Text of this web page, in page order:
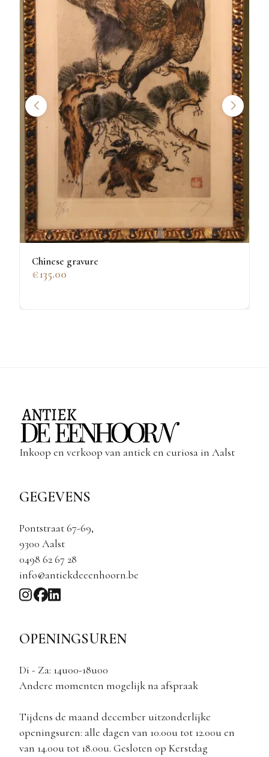
Chinese gravure
€135.00
Inkoop en verkoop van antiek en curiosa in Aalst
GEGEVENS
Pontstraat 67-69,
9300 Aalst
0498 62 67 28
info@antiekdeeenhoorn.be
OPENINGSUREN
Di - Za: 14u00-18u00
Andere momenten mogelijk na afspraak
Tijdens de maand december uitzonderlijke
openingsuren: alle dagen van 10.00u tot 12.00u en
van 14.00u tot 18.00u. Gesloten op Kerstdag